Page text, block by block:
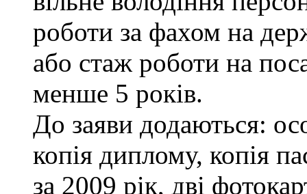
роботи за фахом на
або стаж роботи на
менше 5 років.
До заяви додаються:
копія диплому, копія
за 2009 рік, дві